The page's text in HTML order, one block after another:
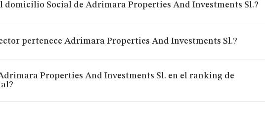
domicilio Social de Adrimara Properties And Investments Sl.?
pertenece Adrimara Properties And Investments Sl.?
Properties And Investments Sl. en el ranking de